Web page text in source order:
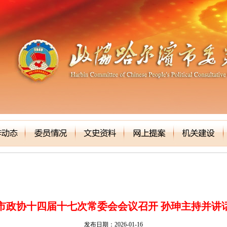
政协十四届十七次常委会会议召开 孙珅主持并讲
发布日期：2026-01-16